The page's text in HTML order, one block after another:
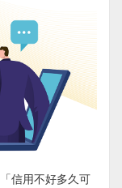
信用不好多久可